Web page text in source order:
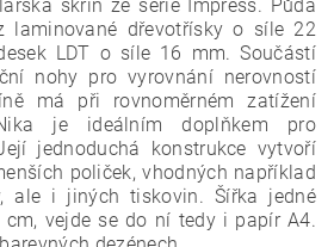
skříň ze série Impress. Půda
laminované dřevotřísky o síle 22
LDT o síle 16 mm. Součástí
nohy pro vyrovnání nerovností
má při rovnoměrném zatížení
je ideálním doplňkem pro
jednoduchá konstrukce vytvoří
poliček, vhodných například
ale i jiných tiskovin. Šířka jedné
vejde se do ní tedy i papír A4.